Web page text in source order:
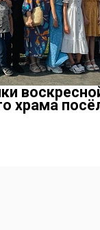
храма